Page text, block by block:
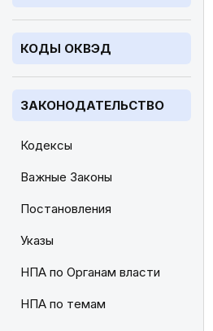
КОДЫ ОКВЭД
ЗАКОНОДАТЕЛЬСТВО
Кодексы
Важные Законы
Постановления
Указы
НПА по Органам власти
НПА по темам